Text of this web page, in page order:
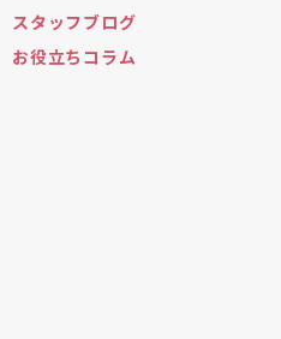
スタッフブログ
お役立ちコラム